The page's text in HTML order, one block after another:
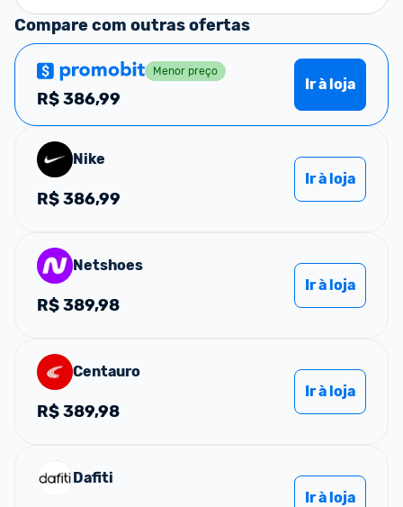
Compare com outras ofertas
Menor preço
R$386,99
Ir à loja
Nike
R$386,99
Ir à loja
Netshoes
R$389,98
Ir à loja
Centauro
R$389,98
Ir à loja
Dafiti
Ir à loja